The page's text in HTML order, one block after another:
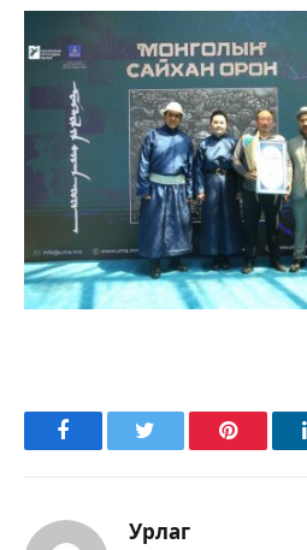
FacebookTwitter Pinterest
Урлаг